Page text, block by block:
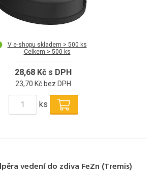
V e-shopu skladem > 500 ks
Celkem > 500 ks
28,68 Kč s DPH
23,70 Kč bez DPH
ks
vedení do zdiva FeZn (Tremis)